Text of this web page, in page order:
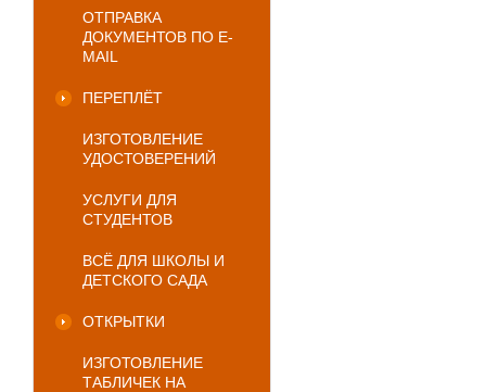
ОТПРАВКА
ДОКУМЕНТОВ ПО E-
MAIL
ПЕРЕПЛЁТ
ИЗГОТОВЛЕНИЕ
УДОСТОВЕРЕНИЙ
УСЛУГИ ДЛЯ
СТУДЕНТОВ
ВСЁ ДЛЯ ШКОЛЫ И
ДЕТСКОГО САДА
ОТКРЫТКИ
ИЗГОТОВЛЕНИЕ
ТАБЛИЧЕК НА